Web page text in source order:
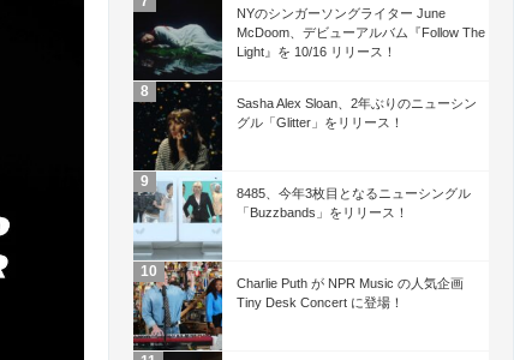
NYのシンガーソングライター June
McDoom、デビューアルバム『Follow The
Light』を 10/16 リリース！
Sasha Alex Sloan、2年ぶりのニューシン
グル「Glitter」をリリース！
8485、今年3枚目となるニューシングル
「Buzzbands」をリリース！
Charlie Puth が NPR Music の人気企画
Tiny Desk Concert に登場！